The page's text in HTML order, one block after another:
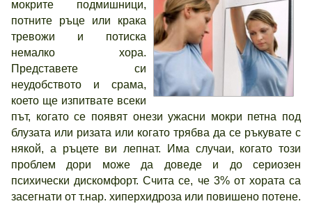
мокрите подмишници,
потните ръце или крака
тревожи и потиска
немалко хора.
Представете си
неудобството и срама,
което ще изпитвате всеки
път, когато се появят онези ужасни мокри петна под
блузата или ризата или когато трябва да се ръкувате с
някой, а ръцете ви лепнат. Има случаи, когато този
проблем дори може да доведе и до сериозен
психически дискомфорт. Счита се, че 3% от хората са
засегнати от т.нар. хиперхидроза или повишено потене.